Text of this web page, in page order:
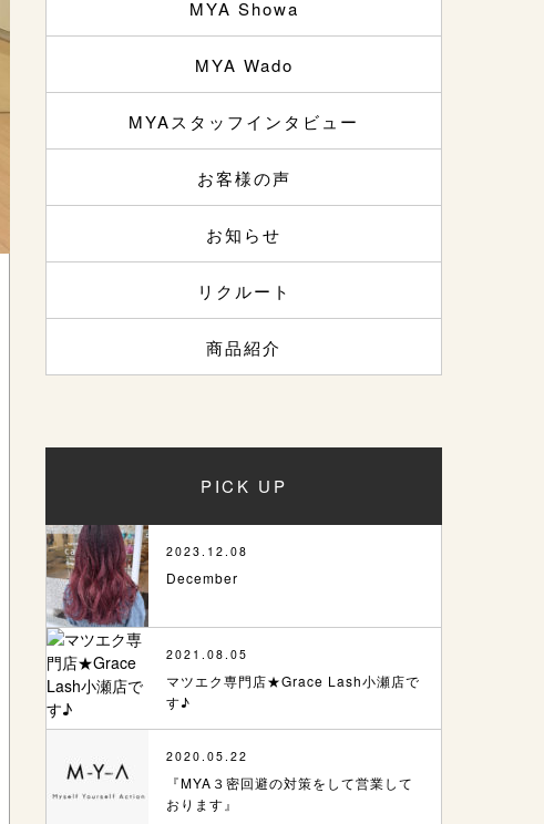
MYA Showa
MYA Wado
MYAスタッフインタビュー
お客様の声
お知らせ
リクルート
商品紹介
PICK UP
2023.12.08
December
2021.08.05
マツエク専門店★Grace Lash小瀬店で
す♪
2020.05.22
『MYA３密回避の対策をして営業して
おります』